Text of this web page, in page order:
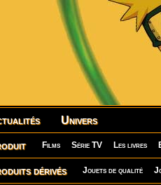
Univers
Films Série TV Les livres
dérivés Jouets de qualité